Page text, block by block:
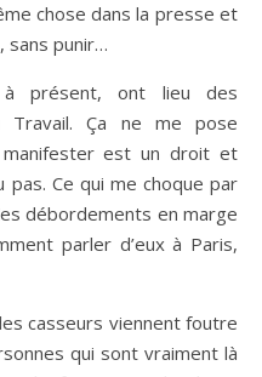
chose dans la presse et
sans punir…
à présent, ont lieu des
Travail. Ça ne me pose
manifester est un droit et
pas. Ce qui me choque par
débordements en marge
parler d’eux à Paris,
casseurs viennent foutre
qui sont vraiment là